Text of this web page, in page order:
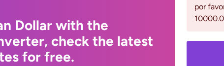
Dollar with the
check the latest
for free.
por